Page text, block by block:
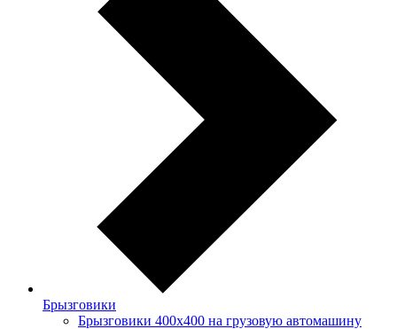
Брызговики
Брызговики 400х400 на грузовую автомашину